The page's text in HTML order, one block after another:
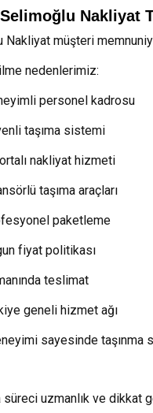
Nakliyat
Nakliyat müşteri
nedenlerimiz:
personel kadrosu
taşıma sistemi
nakliyat hizmeti
taşıma araçları
paketleme
fiyat politikası
teslimat
geneli hizmet ağı
sayesinde
süreci uzmanlık ve